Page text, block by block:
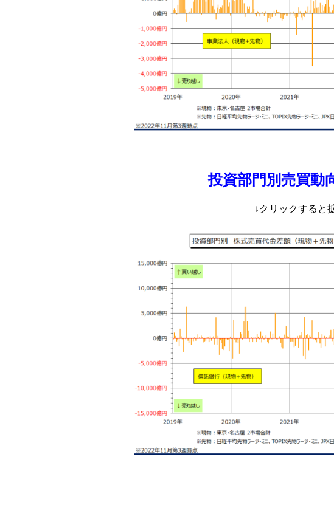
投資部門別売買動
↓クリックすると